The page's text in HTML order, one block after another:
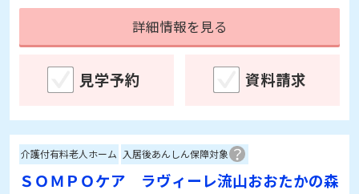
詳細情報を見る
見学予約 資料請求
介護付有料老人ホーム 入居後あんしん保障対象
ＳＯＭＰＯケア ラヴィーレ流山おおたかの森